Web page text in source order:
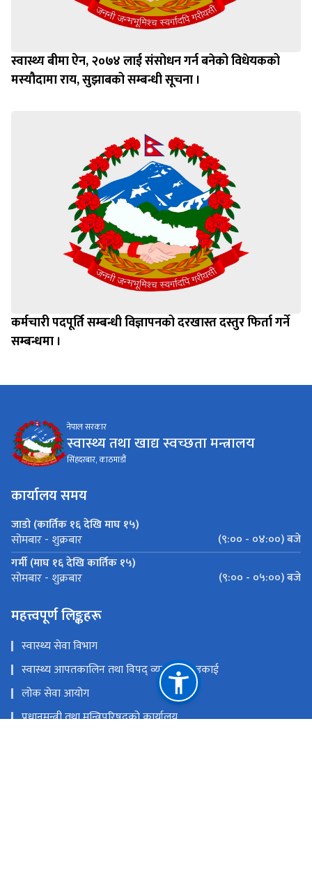
स्वास्थ्य बीमा ऐन, २०७४ लाई संसोधन गर्न बनेको विधेयकको
मस्यौदामा राय, सुझाबको सम्बन्धी सूचना ।
कर्मचारी पदपूर्ति सम्बन्धी विज्ञापनको दरखास्त दस्तुर फिर्ता गर्ने
सम्बन्धमा ।
नेपाल सरकार
स्वास्थ्य तथा खाद्य स्वच्छता मन्त्रालय
सिंहदरबार, काठमाडौं
कार्यालय समय
जाडो (कार्तिक १६ देखि माघ १५)
सोमबार - शुक्रबार
(९:०० - ०४:००) बजे
गर्मी (माघ १६ देखि कार्तिक १५)
सोमबार - शुक्रबार (९:०० - ०५:००) बजे
महत्त्वपूर्ण लिङ्कहरू
स्वास्थ्य सेवा विभाग
स्वास्थ्य आपतकालिन तथा विपद् व्यवस्थापन इकाई
लोक सेवा आयोग
प्रधानमन्त्री तथा मन्त्रिपरिषद्‍को कार्यालय